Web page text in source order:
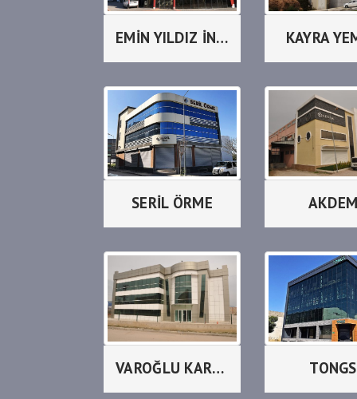
EMİN YILDIZ İNŞAAT KAYRA
SERİL ÖRME
VAROĞLU KARDEŞLER TONGS